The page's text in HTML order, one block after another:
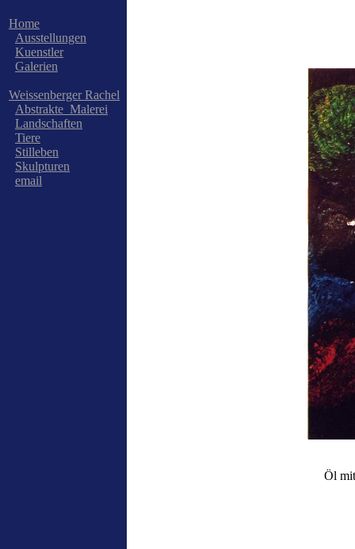
Home
Ausstellungen
Kuenstler
Galerien
Weissenberger Rachel
Abstrakte_Malerei
Landschaften
Tiere
Stilleben
Skulpturen
email
Öl